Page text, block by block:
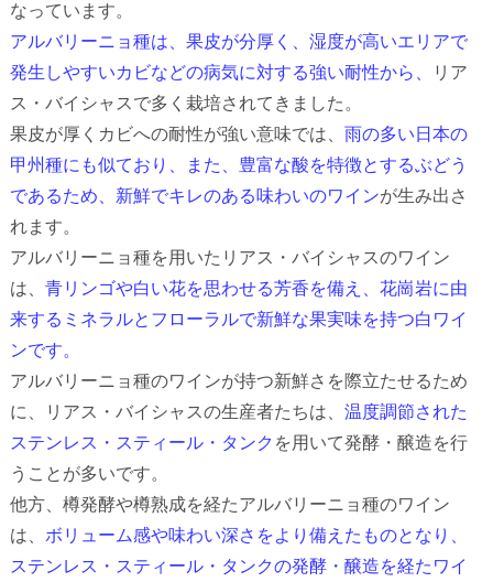
なっています。
アルバリーニョ種は、果皮が分厚く、湿度が高いエリアで
発生しやすいカビなどの病気に対する強い耐性から、
リア
ス・バイシャスで多く栽培されてきました。
果皮が厚くカビへの耐性が強い意味では、 雨の多い日本の
甲州種にも似ており、また、豊富な酸を特徴とするぶどう
であるため、新鮮でキレのある味わいのワインが生み出さ
れます。
アルバリーニョ種を用いたリアス・バイシャスのワイン
は、 青リンゴや白い花を思わせる芳香を備え、花崗岩に由
来するミネラルとフローラルで新鮮な果実味を持つ白ワイ
ンです。
アルバリーニョ種のワインが持つ新鮮さを際立たせるため
に、リアス・バイシャスの生産者たちは、 温度調節された
ステンレス・スティール・タンク を用いて発酵・醸造を行
うことが多いです。
他方、樽発酵や樽熟成を経たアルバリーニョ種のワイン
は、 ボリューム感や味わい深さをより備えたものとなり、
ステンレス・スティール・タンクの発酵・醸造を経たワイ